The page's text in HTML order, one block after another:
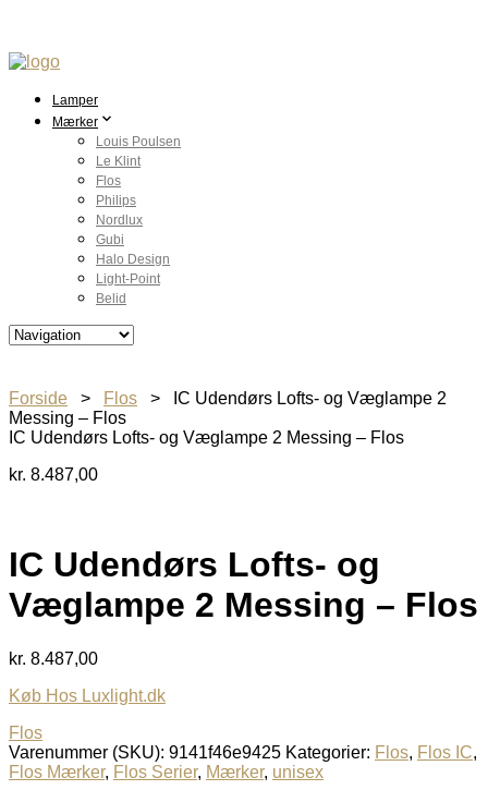
Lamper
Mærker
Louis Poulsen
Le Klint
Flos
Philips
Nordlux
Gubi
Halo Design
Light-Point
Belid
Forside > Flos > IC Udendørs Lofts- og Væglampe 2
Messing – Flos
IC Udendørs Lofts- og Væglampe 2 Messing – Flos
kr. 8.487,00
IC Udendørs Lofts- og
Væglampe 2 Messing – Flos
kr. 8.487,00
Køb Hos Luxlight.dk
Flos
Varenummer (SKU): 9141f46e9425 Kategorier: Flos, Flos IC,
Flos Mærker, Flos Serier, Mærker, unisex